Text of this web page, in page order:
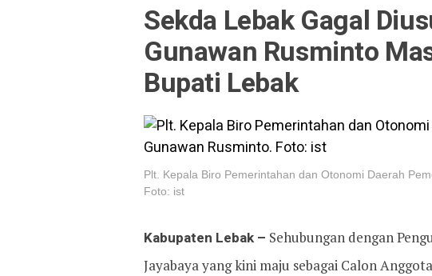
Sekda Lebak Gagal
Gunawan Rusminto
Bupati Lebak
Plt. Kepala Biro Pemerintahan dan Otonomi Daerah
Foto: ist
Kabupaten Lebak – Sehubungan dengan
Jayabaya yang kini maju sebagai Calon